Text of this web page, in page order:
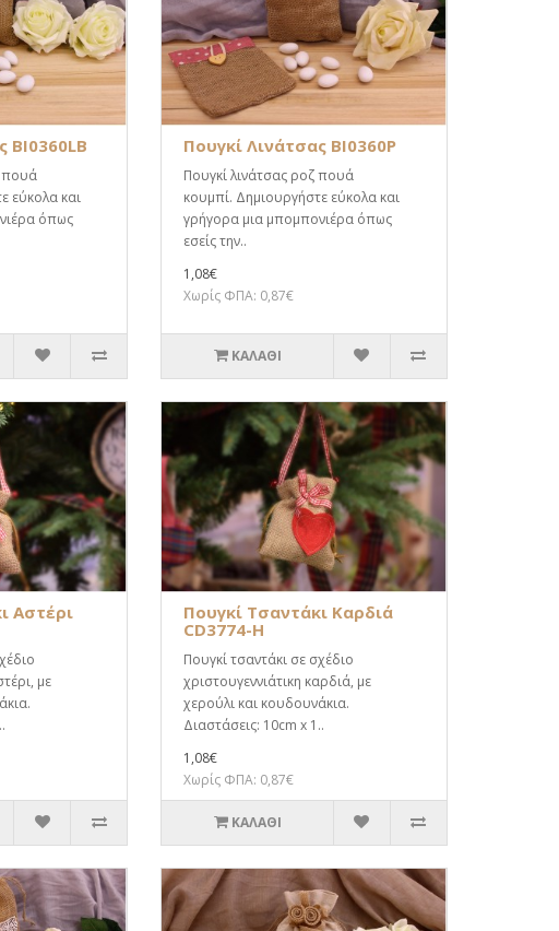
BI0360LB
πουά
εύκολα και
όπως
Πουγκί Λινάτσας BI0360P
Πουγκί λινάτσας ροζ πουά
κουμπί. Δημιουργήστε εύκολα και
γρήγορα μια μπομπονιέρα όπως
εσείς την..
1,08€
Χωρίς ΦΠΑ: 0,87€
ΚΑΛΆΘΙ
Αστέρι
με
Πουγκί Τσαντάκι Καρδιά
CD3774-H
Πουγκί τσαντάκι σε σχέδιο
χριστουγεννιάτικη καρδιά, με
χερούλι και κουδουνάκια.
Διαστάσεις: 10cm x 1..
1,08€
Χωρίς ΦΠΑ: 0,87€
ΚΑΛΆΘΙ